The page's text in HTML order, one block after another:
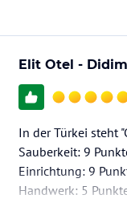
Elit Otel - Didim
In der Türkei steht
Sauberkeit: 9
Einrichtung: 9
Handwerk: 5